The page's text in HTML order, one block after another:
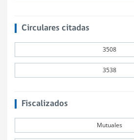
Circulares citadas
3508
3538
Fiscalizados
Mutuales